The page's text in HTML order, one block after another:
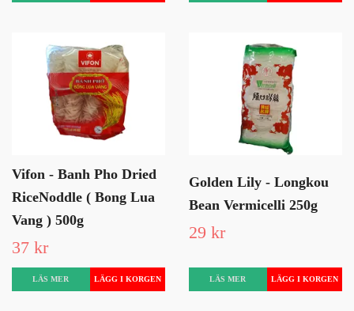
Vifon - Banh Pho Dried
RiceNoddle ( Bong Lua
Vang ) 500g
37 kr
LÄS MER
Golden Lily - Longkou
Bean Vermicelli 250g
29 kr
LÄS MER